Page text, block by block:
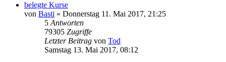
belegte Kurse
von Basti » Donnerstag 11. Mai 2017, 21:25
5 Antworten
79305 Zugriffe
Letzter Beitrag von Tod
Samstag 13. Mai 2017, 08:12